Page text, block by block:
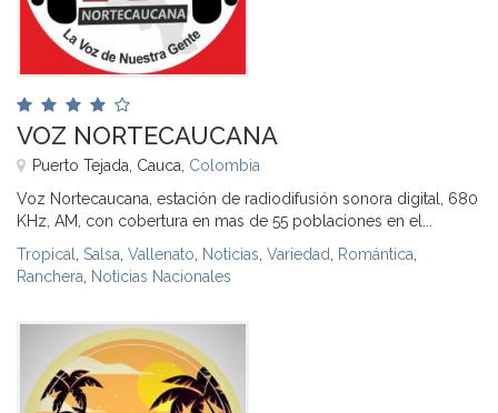
VOZ NORTECAUCANA
Puerto Tejada, Cauca, Colombia
Voz Nortecaucana, estación de radiodifusión sonora digital, 680
KHz, AM, con cobertura en mas de 55 poblaciones en el...
Tropical Salsa Vallenato Noticias Variedad Romántica
Ranchera Noticias Nacionales